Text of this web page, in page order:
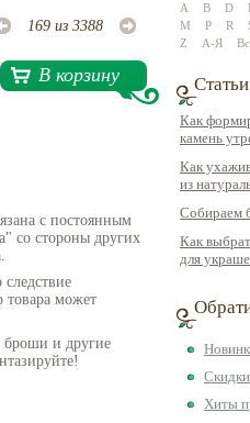
169 из 3388
В корзину
с постоянным
со стороны других
товара может
броши и другие
A B D
M
P R
Z
А-Я
Как
камень
Как
из
Собираем
Как
для
Скидки
Хиты